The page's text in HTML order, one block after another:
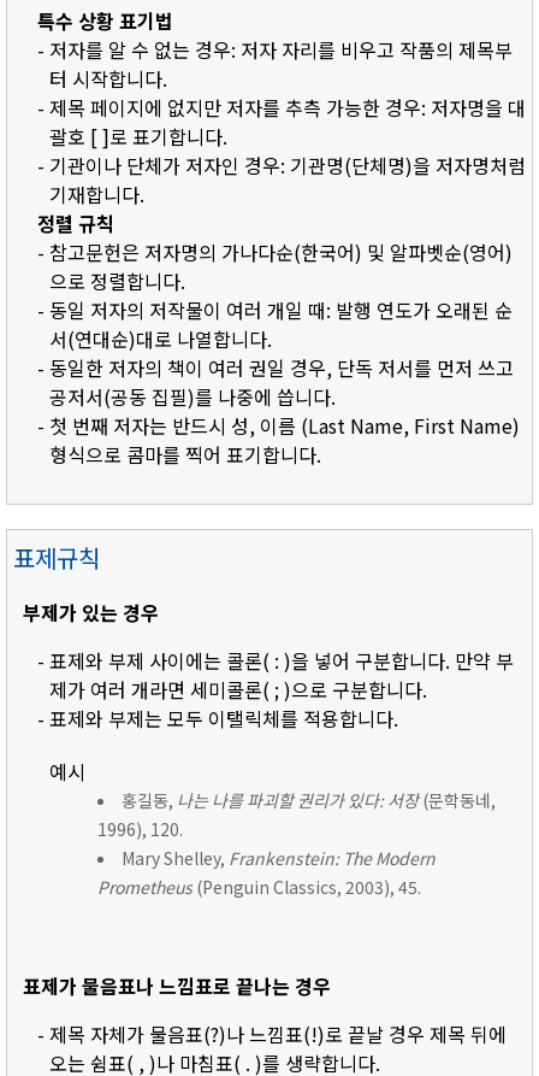
특수 상황 표기법
- 저자를 알 수 없는 경우: 저자 자리를 비우고 작품의 제목부
터 시작합니다.
- 제목 페이지에 없지만 저자를 추측 가능한 경우: 저자명을 대
괄호 [ ]로 표기합니다.
- 기관이나 단체가 저자인 경우: 기관명(단체명)을 저자명처럼
기재합니다.
정렬 규칙
- 참고문헌은 저자명의 가나다순(한국어) 및 알파벳순(영어)
으로 정렬합니다.
- 동일 저자의 저작물이 여러 개일 때: 발행 연도가 오래된 순
서(연대순)대로 나열합니다.
- 동일한 저자의 책이 여러 권일 경우, 단독 저서를 먼저 쓰고
공저서(공동 집필)를 나중에 씁니다.
- 첫 번째 저자는 반드시 성, 이름 (Last Name, First Name)
형식으로 콤마를 찍어 표기합니다.
표제규칙
부제가 있는 경우
- 표제와 부제 사이에는 콜론( : )을 넣어 구분합니다. 만약 부
제가 여러 개라면 세미콜론( ; )으로 구분합니다.
- 표제와 부제는 모두 이탤릭체를 적용합니다.
예시
홍길동, 나는 나를 파괴할 권리가 있다: 서장(문학동네,
1996), 120.
Mary Shelley, Frankenstein: The Modern
Prometheus(Penguin Classics, 2003), 45.
표제가 물음표나 느낌표로 끝나는 경우
- 제목 자체가 물음표(?)나 느낌표(!)로 끝날 경우 제목 뒤에
오는 쉼표( , )나 마침표( . )를 생략합니다.